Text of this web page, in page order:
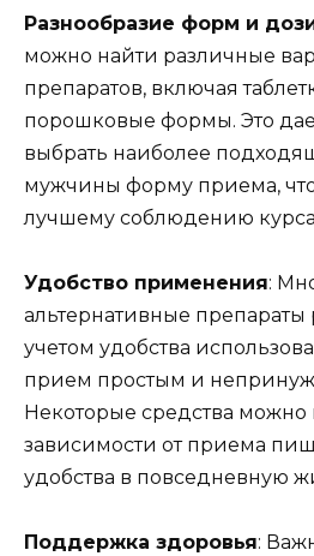
Разнообразие форм и
можно найти различные
препаратов, включая
порошковые формы. Это
выбрать наиболее
мужчины форму приема, что
лучшему соблюдению
Удобство применения:
альтернативные препараты
учетом удобства
прием простым и
Некоторые средства
зависимости от приема
удобства в повседневную
Поддержка здоровья: